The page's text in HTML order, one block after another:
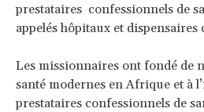
prestataires confessionnels de
appelés hôpitaux et dispensaires
Les missionnaires ont fondé de
santé modernes en Afrique et à
prestataires confessionnels de